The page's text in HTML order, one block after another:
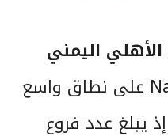
اليمني
National Bank of Yemen على نطاق واسع
يبلغ عدد فروع